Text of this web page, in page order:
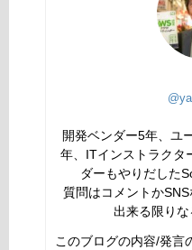
開発ベンダー5年、ユ
年、ITインストラクタ
ダーもやりだした
質問はコメントかSNS
出来る限りな
このブログの内容/発言